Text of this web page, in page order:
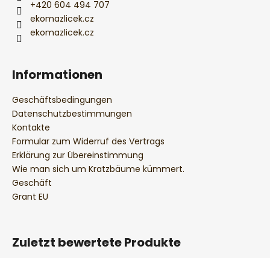
+420 604 494 707
ekomazlicek.cz
ekomazlicek.cz
Informationen
Geschäftsbedingungen
Datenschutzbestimmungen
Kontakte
Formular zum Widerruf des Vertrags
Erklärung zur Übereinstimmung
Wie man sich um Kratzbäume kümmert.
Geschäft
Grant EU
Zuletzt bewertete Produkte